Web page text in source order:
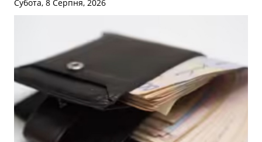
Субота, 8 Серпня, 2026